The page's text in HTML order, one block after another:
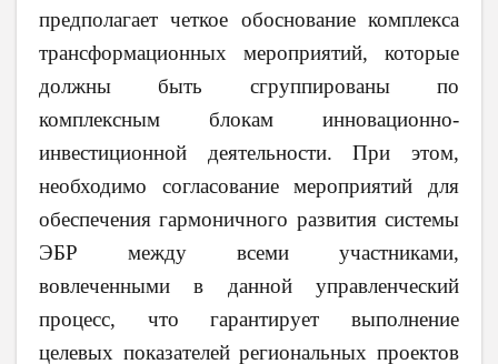
предполагает четкое обоснование комплекса
трансформационных мероприятий, которые
должны быть сгруппированы по
комплексным блокам инновационно-
инвестиционной деятельности. При этом,
необходимо согласование мероприятий для
обеспечения гармоничного развития системы
ЭБР между всеми участниками,
вовлеченными в данной управленческий
процесс, что гарантирует выполнение
целевых показателей региональных проектов